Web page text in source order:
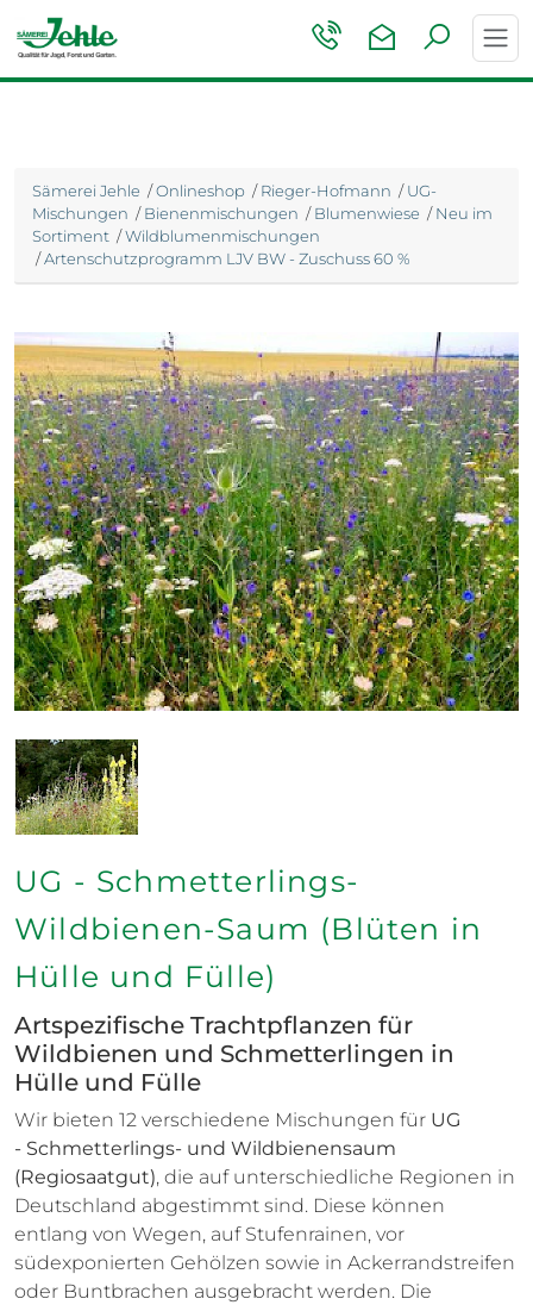
Sämerei Jehle /Onlineshop /Rieger-Hofmann /UG-
Mischungen /Bienenmischungen /Blumenwiese /Neu im
Sortiment /Wildblumenmischungen
/Artenschutzprogramm LJV BW - Zuschuss 60 %
UG - Schmetterlings-
Wildbienen-Saum (Blüten in
Hülle und Fülle)
Artspezifische Trachtpflanzen für
Wildbienen und Schmetterlingen in
Hülle und Fülle
Wir bieten 12 verschiedene Mischungen für UG
- Schmetterlings- und Wildbienensaum
(Regiosaatgut), die auf unterschiedliche Regionen in
Deutschland abgestimmt sind. Diese können
entlang von Wegen, auf Stufenrainen, vor
südexponierten Gehölzen sowie in Ackerrandstreifen
oder Buntbrachen ausgebracht werden. Die